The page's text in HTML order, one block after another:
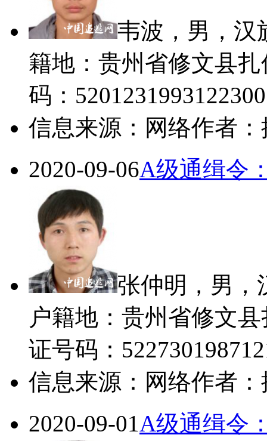
韦波，男，汉
籍地：贵州省修文县
码：
信息来源：网络作者：
2020-09-06A级通缉令
张仲明，男，
户籍地：贵州省修文
证号码：
信息来源：网络作者：
2020-09-01A级通缉令